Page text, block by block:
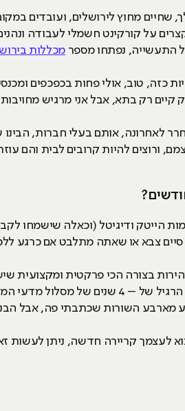
מחוץ לירושלים, ועובדים
התעשייה, נפתחו מספר מכללות
כזה, טוב, אולי פחות בכפכפים
קיים רק בתא, אבל אני מרגיש
לאחרונה, אותם בעלי חברות,
ורוצים להיות קרובים לבית והם
הייטק ודיגיטל (וכאלה שישמחו
בצורה הכי פרקטית ומקצועית
כשלפני כמובן יש
מארבע השורות שכתבתי פה, אבל
לעצמך קריירה חדשה, ניתן לעשות